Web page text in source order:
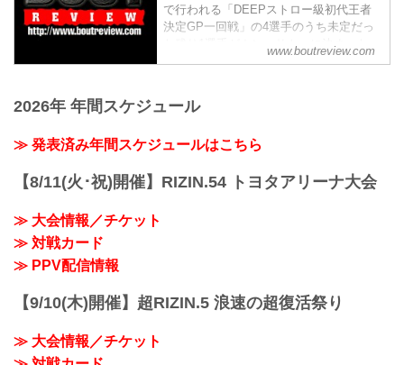
で行われる「DEEPストロー級初代王者
決定GP一回戦」の4選手のうち未定だっ
た残り1選手がカン・サトーに決まった。
www.boutreview.com
2026年 年間スケジュール
≫ 発表済み年間スケジュールはこちら
【8/11(火･祝)開催】RIZIN.54 トヨタアリーナ大会
≫ 大会情報／チケット
≫ 対戦カード
≫ PPV配信情報
【9/10(木)開催】超RIZIN.5 浪速の超復活祭り
≫ 大会情報／チケット